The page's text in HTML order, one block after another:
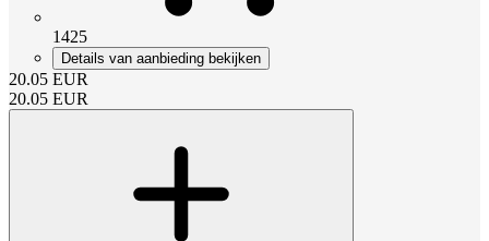
1425
Details van aanbieding bekijken
20.05 EUR
20.05 EUR